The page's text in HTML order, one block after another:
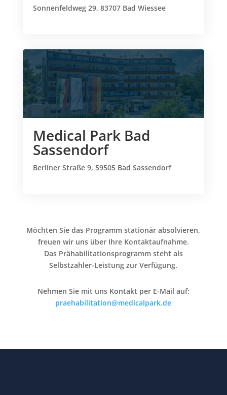
Sonnenfeldweg 29, 83707 Bad Wiessee
Medical Park Bad
Sassendorf
Berliner Straße 9, 59505 Bad Sassendorf
Möchten Sie das Programm stationär absolvieren,
freuen wir uns über Ihre Kontaktaufnahme.
Das Prähabilitationsprogramm steht als
Selbstzahler-Leistung zur Verfügung.
Nehmen Sie mit uns Kontakt per E-Mail auf:
praehabilitation@medicalpark.de